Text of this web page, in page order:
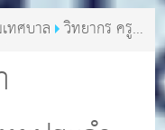
ทศบาล วิทยากร ครู ข
เทศบาลตำบล